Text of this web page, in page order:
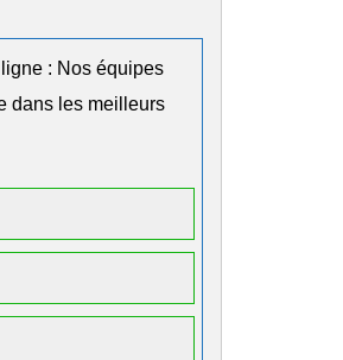
: Nos équipes
dans les meilleurs